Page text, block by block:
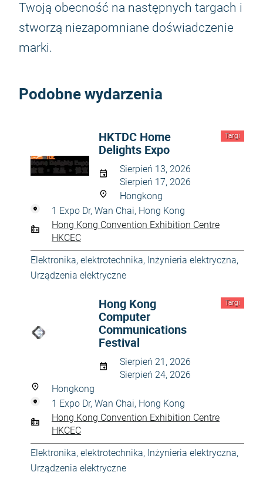
Twoją obecność na następnych targach i
stworzą niezapomniane doświadczenie
marki.
Podobne wydarzenia
Targi
HKTDC Home
Delights Expo
Sierpień 13, 2026
Sierpień 17, 2026
Hongkong
1 Expo Dr, Wan Chai, Hong Kong
Hong Kong Convention Exhibition Centre
HKCEC
Elektronika, elektrotechnika, Inżynieria elektryczna,
Urządzenia elektryczne
Targi
Hong Kong
Computer
Communications
Festival
Sierpień 21, 2026
Sierpień 24, 2026
Hongkong
1 Expo Dr, Wan Chai, Hong Kong
Hong Kong Convention Exhibition Centre
HKCEC
Elektronika, elektrotechnika, Inżynieria elektryczna,
Urządzenia elektryczne